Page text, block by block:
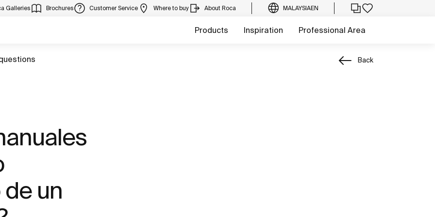
Galleries Brochures Customer Service Where to buy About Roca MALAYSIAEN
Products Inspiration Professional Area
Back
un